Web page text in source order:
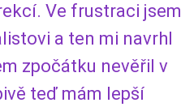
Ve frustraci jsem
a ten mi navrhl
zpočátku nevěřil v
teď mám lepší